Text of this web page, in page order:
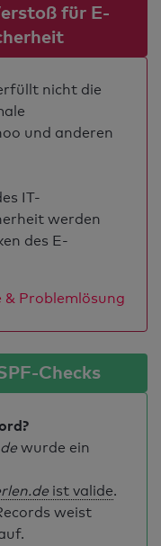
für E-
nicht die
und anderen
IT-
werden
des E-
& Problemlösung
Checks
wurde ein
ist valide.
weist